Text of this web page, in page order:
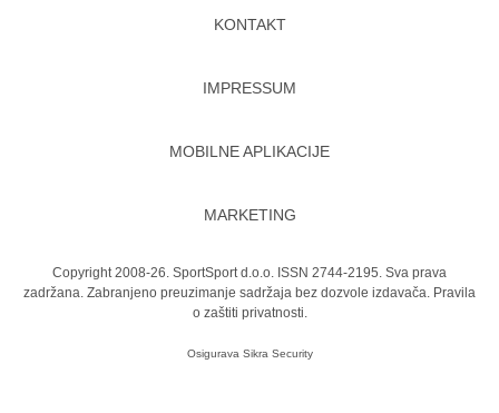
KONTAKT
IMPRESSUM
MOBILNE APLIKACIJE
MARKETING
Copyright 2008-26. SportSport d.o.o. ISSN 2744-2195. Sva prava
zadržana. Zabranjeno preuzimanje sadržaja bez dozvole izdavača. Pravila
o zaštiti privatnosti.
Osigurava Sikra Security